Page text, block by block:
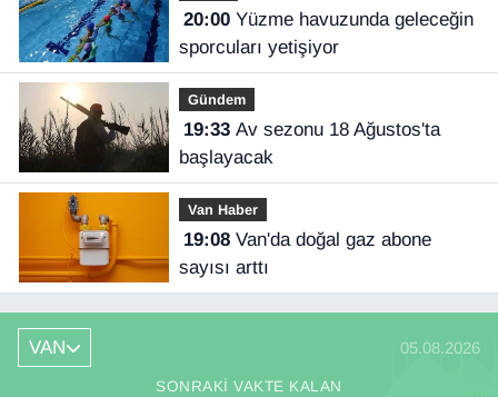
20:00Yüzme havuzunda geleceğin
sporcuları yetişiyor
Gündem
19:33Av sezonu 18 Ağustos'ta
başlayacak
Van Haber
19:08Van'da doğal gaz abone
sayısı arttı
VAN 05.08.2026
SONRAKI VAKTE KALAN